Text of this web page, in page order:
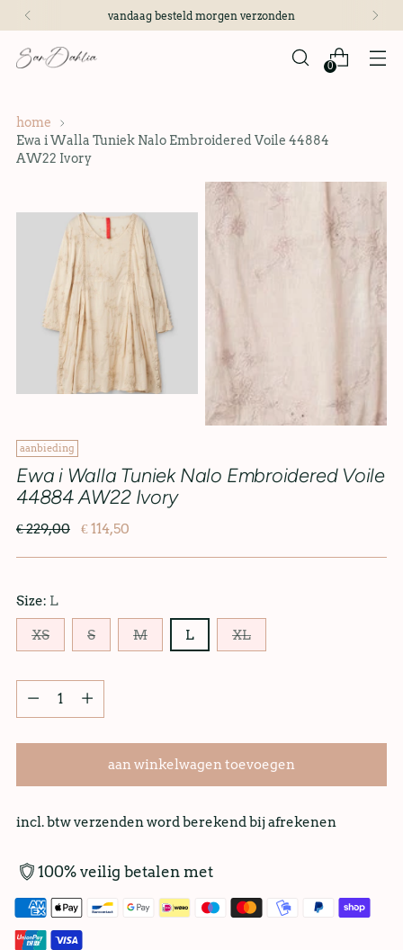
vandaag besteld morgen verzonden
0
home
Ewa i Walla Tuniek Nalo Embroidered Voile 44884
AW22 Ivory
aanbieding
Ewa i Walla Tuniek Nalo Embroidered Voile
44884 AW22 Ivory
€ 229,00 € 114,50
Size: L
XS
S M L XL
aan winkelwagen toevoegen
incl. btw verzenden word berekend bij afrekenen
100% veilig betalen met